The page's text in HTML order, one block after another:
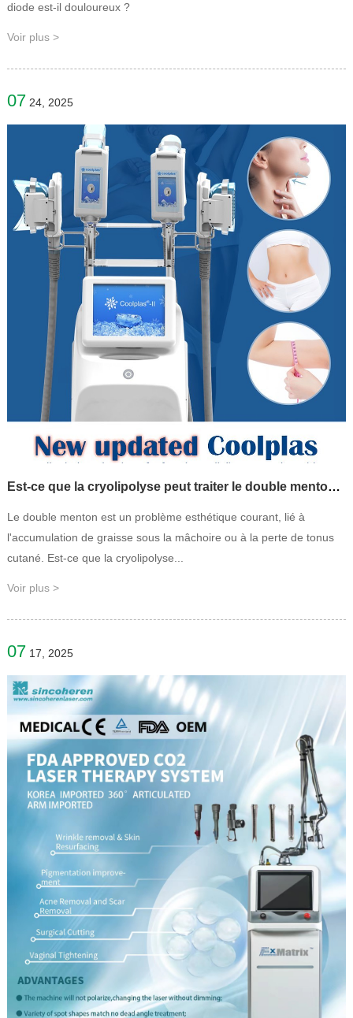
diode est-il douloureux ?
Voir plus >
07 24, 2025
Est-ce que la cryolipolyse peut traiter le double menton ?
Le double menton est un problème esthétique courant, lié à
l'accumulation de graisse sous la mâchoire ou à la perte de tonus
cutané. Est-ce que la cryolipolyse...
Voir plus >
07 17, 2025